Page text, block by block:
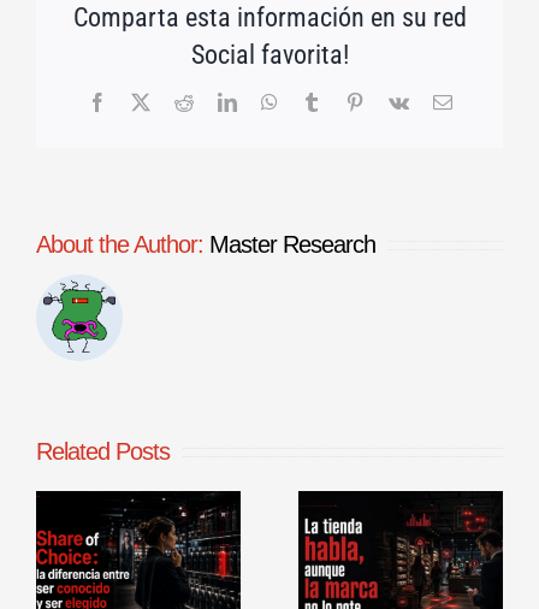
Comparta esta información en su red
Social favorita!
Facebook
X RedditLinkedInWhatsApp
TumblrPinterest
Vk Email
About the Author: Master Research
Related Posts
La tienda
habla, aunque
la marca no lo
Benchmarking
de procesos
comerciales en